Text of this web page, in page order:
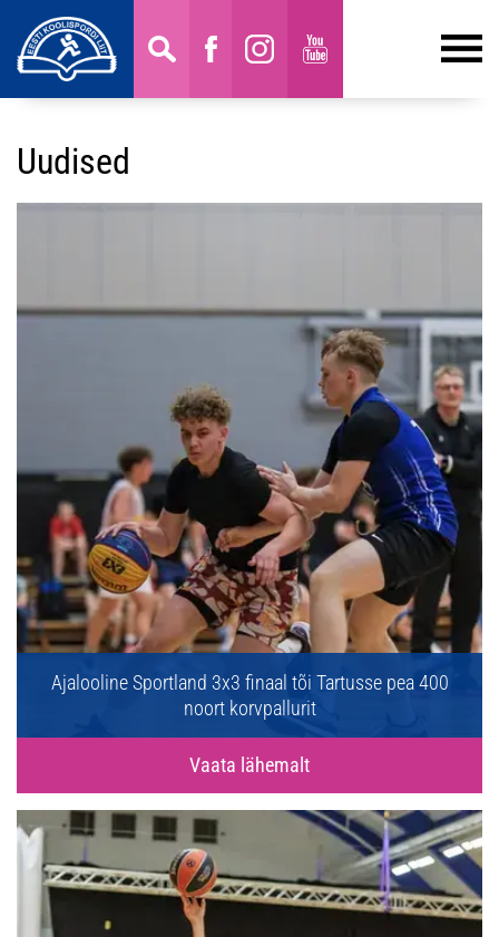
Uudised
Ajalooline Sportland 3x3 finaal tõi Tartusse pea 400
noort korvpallurit
Vaata lähemalt